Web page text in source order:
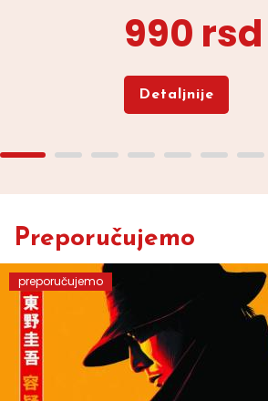
990 rsd
Detaljnije
Preporučujemo
preporučujemo